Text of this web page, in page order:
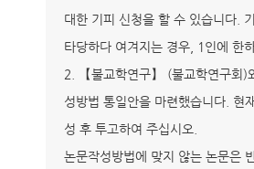
대한 기피 신청을 할 수 있습니다.
타당하다 여겨지는 경우, 1인에 한
2. 【불교학연구】 (불교학연구회
성방법 통일안을 마련했습니다. 현
성 후 투고하여 주십시오.
논문작성방법에 맞지 않는 논문은